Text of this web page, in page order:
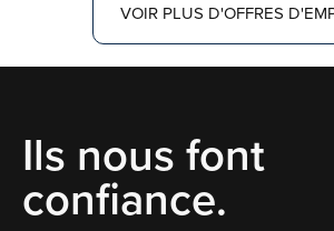
VOIR PLUS D'OFFRES
Ils nous font
confiance.